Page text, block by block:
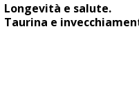
Longevità e salute.
Taurina e